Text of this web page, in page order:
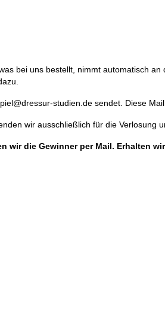
bei uns bestellt, nimmt automatisch
studien.de sendet. Diese
wir ausschließlich für die Verlosung
wir die Gewinner per Mail. Erhalten